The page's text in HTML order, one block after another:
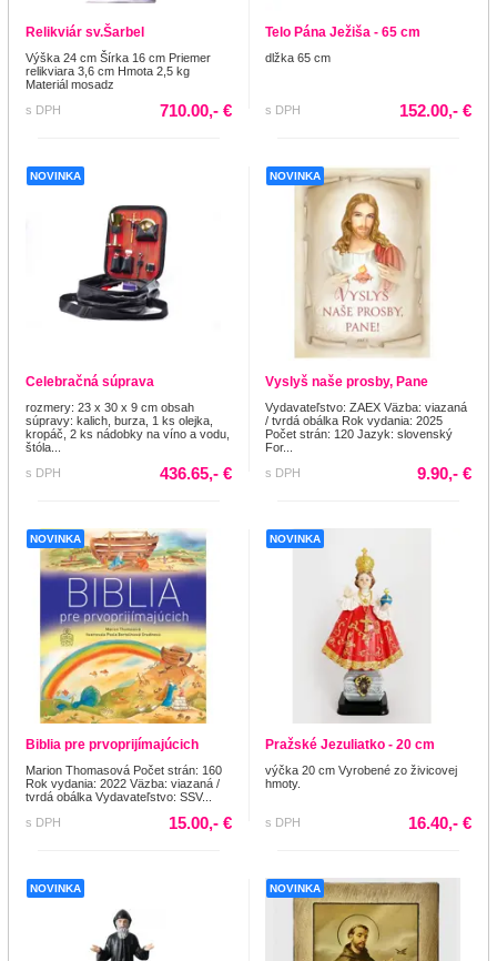
Relikviár sv.Šarbel
Výška 24 cm Šírka 16 cm Priemer
relikviara 3,6 cm Hmota 2,5 kg
Materiál mosadz
s DPH
710.00,- €
Telo Pána Ježiša - 65 cm
dlžka 65 cm
s DPH 152.00,- €
NOVINKA
Celebračná súprava
rozmery: 23 x 30 x 9 cm obsah
súpravy: kalich, burza, 1 ks olejka,
kropáč, 2 ks nádobky na víno a vodu,
štóla...
s DPH
436.65,- €
NOVINKA
Vyslyš naše prosby, Pane
Vydavateľstvo: ZAEX Väzba: viazaná
/ tvrdá obálka Rok vydania: 2025
Počet strán: 120 Jazyk: slovenský
For...
s DPH
9.90,- €
NOVINKA
Biblia pre prvoprijímajúcich
Marion Thomasová Počet strán: 160
Rok vydania: 2022 Väzba: viazaná /
tvrdá obálka Vydavateľstvo: SSV...
s DPH
15.00,- €
NOVINKA
Pražské Jezuliatko - 20 cm
výčka 20 cm Vyrobené zo živicovej
hmoty.
s DPH 16.40,- €
NOVINKA NOVINKA